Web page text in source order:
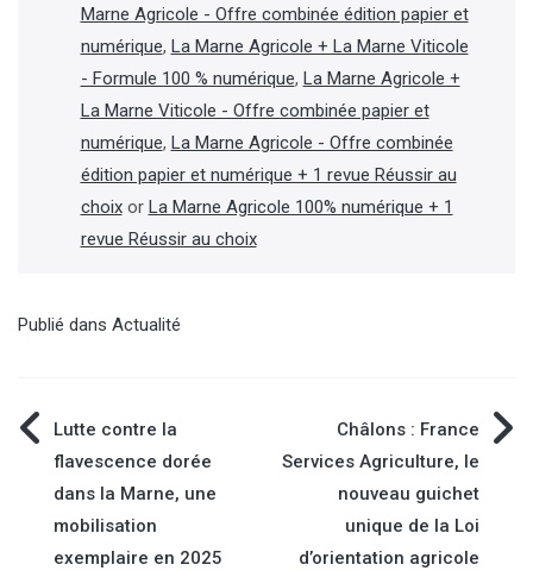
Marne Agricole - Offre combinée édition papier et
numérique, La Marne Agricole + La Marne Viticole
- Formule 100 % numérique, La Marne Agricole +
La Marne Viticole - Offre combinée papier et
numérique, La Marne Agricole - Offre combinée
édition papier et numérique + 1 revue Réussir au
choixor La Marne Agricole 100% numérique + 1
revue Réussir au choix
Publié dans Actualité
Navigation
de
l’article
Lutte contre la
flavescence dorée
dans la Marne, une
mobilisation
exemplaire en 2025
Châlons : France
Services Agriculture, le
nouveau guichet
unique de la Loi
d’orientation agricole